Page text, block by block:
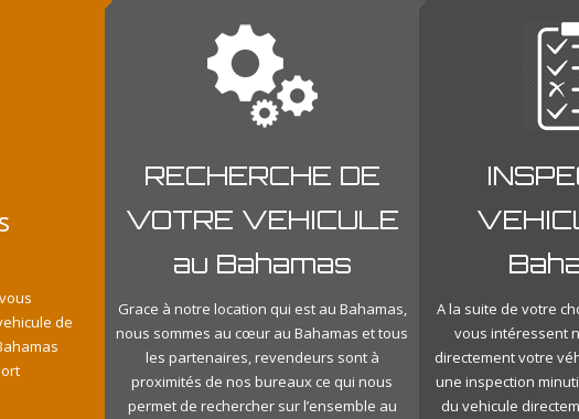
de
RECHERCHE DE
VOTRE VEHICULE
au Bahamas
Grace à notre location qui est au Bahamas,
nous sommes au cœur au Bahamas et tous
les partenaires, revendeurs sont à
proximités de nos bureaux ce qui nous
permet de rechercher sur l’ensemble au
A la suite de votre
vous intéressent
directement votre
une inspection
du vehicule